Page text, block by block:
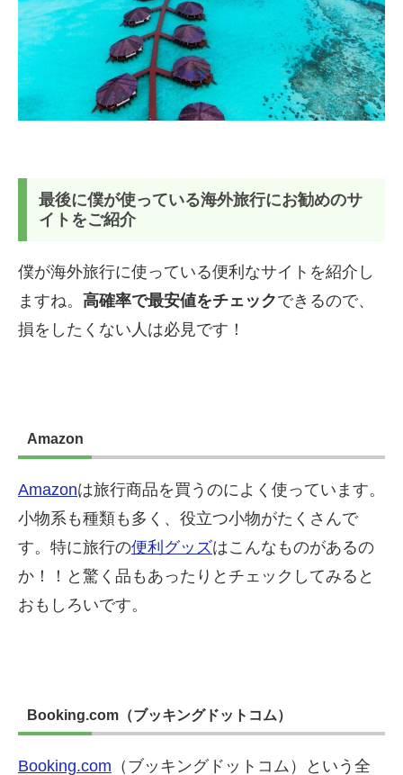
最後に僕が使っている海外旅行にお勧めのサ
イトをご紹介
僕が海外旅行に使っている便利なサイトを紹介し
ますね。 高確率で最安値をチェックできるので、
損をしたくない人は必見です！
Amazon
Amazonは旅行商品を買うのによく使っています。
小物系も種類も多く、役立つ小物がたくさんで
す。特に旅行の便利グッズはこんなものがあるの
か！！と驚く品もあったりとチェックしてみると
おもしろいです。
Booking.com（ブッキングドットコム）
Booking.com （ブッキングドットコム）という全